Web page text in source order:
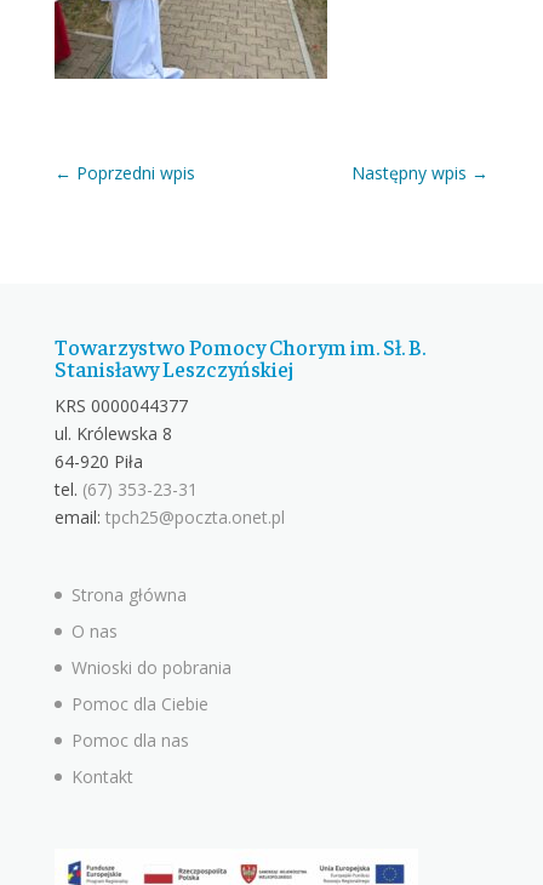
← Poprzedni wpis Następny wpis →
Towarzystwo Pomocy Chorym im. Sł. B.
Stanisławy Leszczyńskiej
KRS 0000044377
ul. Królewska 8
64-920 Piła
tel. (67) 353-23-31
email: tpch25@poczta.onet.pl
Strona główna
O nas
Wnioski do pobrania
Pomoc dla Ciebie
Pomoc dla nas
Kontakt